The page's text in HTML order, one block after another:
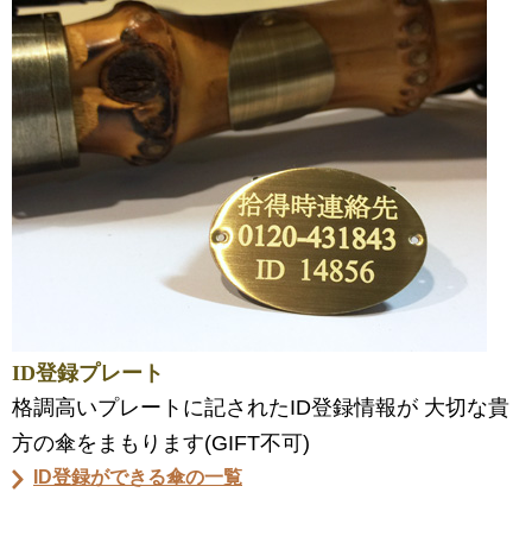
ID登録プレート
格調高いプレートに記されたID登録情報が 大切な貴
方の傘をまもります(GIFT不可)
ID登録ができる傘の一覧